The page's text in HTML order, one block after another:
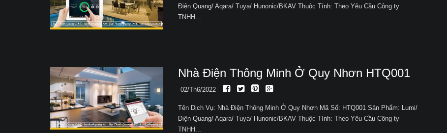
Điện Quang/ Aqara/ Tuya/ Hunonic/BKAV Thuộc Tính: Theo Yêu Cầu Công ty
TNHH...
Nhà Điện Thông Minh Ở Quy Nhơn HTQ001
02/Th6/2022
Tên Dịch Vụ: Nhà Điện Thông Minh Ở Quy Nhơn Mã Số: HTQ001 Sản Phẩm: Lumi/
Điện Quang/ Aqara/ Tuya/ Hunonic/BKAV Thuộc Tính: Theo Yêu Cầu Công ty
TNHH...